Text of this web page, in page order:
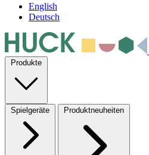
English
Deutsch
Produkte
Spielgeräte Produktneuheiten